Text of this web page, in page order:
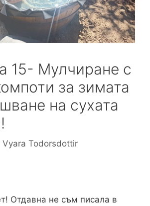
15- Мулчиране с
за зимата
на сухата
Vyara Todorsdottir
Отдавна не съм писала в